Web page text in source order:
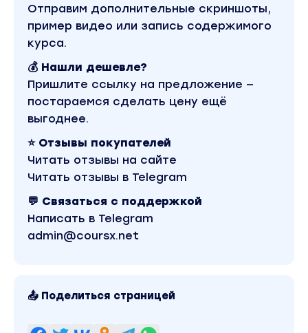
Отправим дополнительные скриншоты,
пример видео или запись содержимого
курса.
💰 Нашли дешевле?
Пришлите ссылку на предложение —
постараемся сделать цену ещё
выгоднее.
⭐ Отзывы покупателей
Читать отзывы на сайте
Читать отзывы в Telegram
💬 Связаться с поддержкой
Написать в Telegram
admin@coursx.net
📤 Поделиться страницей